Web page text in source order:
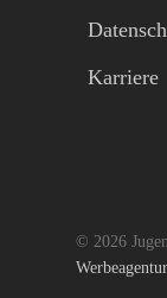
Karriere
© 2026